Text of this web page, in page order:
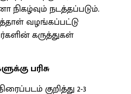
நிகழ்வும் நடத்தப்படும்.
வழங்கப்பட்டு
கருத்துகள்
பரிசு
குறித்து 2-3